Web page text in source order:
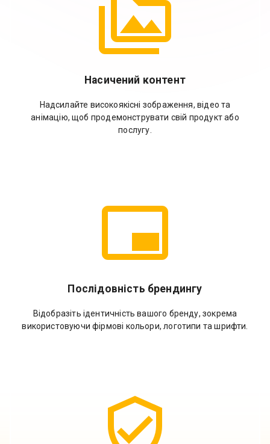
Насичений контент
Надсилайте високоякісні зображення, відео та
анімацію, щоб продемонструвати свій продукт або
послугу.
Послідовність брендингу
Відобразіть ідентичність вашого бренду, зокрема
використовуючи фірмові кольори, логотипи та шрифти.